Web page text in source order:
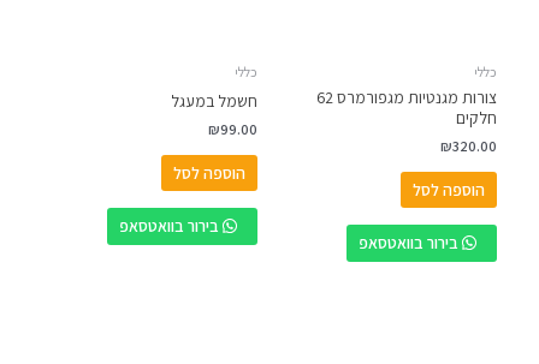
כללי
צורות מגנטיות מגפורמרס 62
חלקים
₪320.00
הוספה לסל
בירור בוואטסאפ
כללי
חשמל במעגל
₪99.00
הוספה לסל
בירור בוואטסאפ